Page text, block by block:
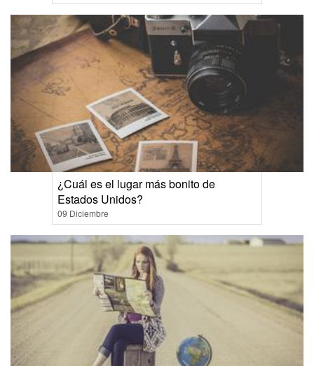
¿Cuál es el lugar más bonito de
Estados Unidos?
09 Diciembre